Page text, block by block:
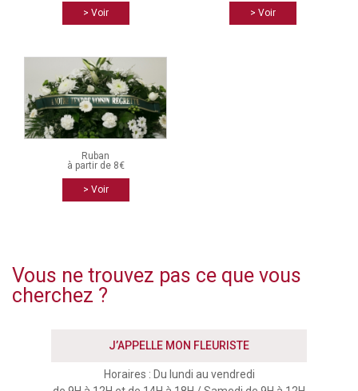
> Voir > Voir
Ruban
à partir de 8€
> Voir
Vous ne trouvez pas ce que vous
cherchez ?
J’APPELLE MON FLEURISTE
Horaires : Du lundi au vendredi